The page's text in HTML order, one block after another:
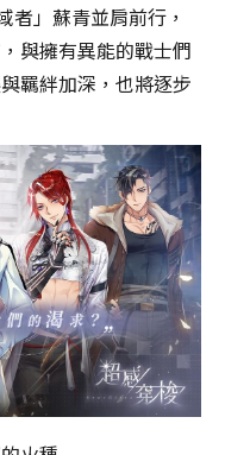
」蘇青並肩前行，
與擁有異能的戰士們
羈絆加深，也將逐步